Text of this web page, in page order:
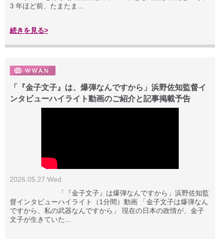
3 年ほど前、たまたま...
続きを見る>
「『金子文子』は、爆弾なんですから」浜野佐知監督イ
ンタビューハイライト動画のご紹介と記事掲載予告
2026.05.27 Wed
「『金子文子』は爆弾なんですから」浜野佐知監
督インタビューハイライト（1分間）動画 「金子文子は爆弾なん
ですから、私の武器なんですから」 現在の日本の政情が、金子
文子が生きていた...